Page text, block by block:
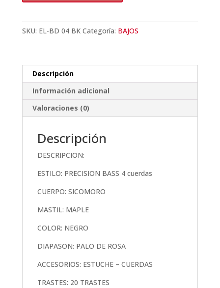
COLOR
SKU: EL-BD 04 BK Categoría: BAJOS
Descripción
Información adicional
Valoraciones (0)
Descripción
DESCRIPCION:
ESTILO: PRECISION BASS 4 cuerdas
CUERPO: SICOMORO
MASTIL: MAPLE
COLOR: NEGRO
DIAPASON: PALO DE ROSA
ACCESORIOS: ESTUCHE – CUERDAS
TRASTES: 20 TRASTES